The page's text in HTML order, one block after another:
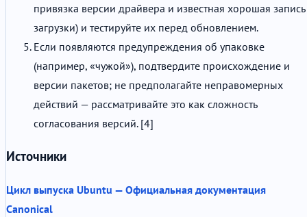
привязка версии драйвера и известная хорошая запись
загрузки) и тестируйте их перед обновлением.
Если появляются предупреждения об упаковке
(например, «чужой»), подтвердите происхождение и
версии пакетов; не предполагайте неправомерных
действий — рассматривайте это как сложность
согласования версий. [4]
Источники
Цикл выпуска Ubuntu — Официальная документация
Canonical